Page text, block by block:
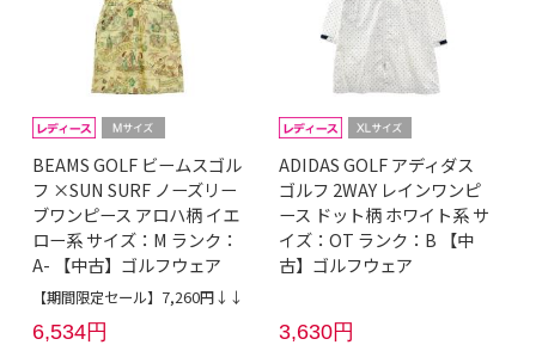
BEAMS GOLF ビームスゴル
フ ×SUN SURF ノーズリー
ブワンピース アロハ柄 イエ
ロー系 サイズ：M ランク：
A- 【中古】ゴルフウェア
【期間限定セール】7,260円↓↓
6,534円
ADIDAS GOLF アディダス
ゴルフ 2WAY レインワンピ
ース ドット柄 ホワイト系 サ
イズ：OT ランク：B 【中
古】ゴルフウェア
3,630円